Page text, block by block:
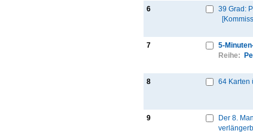
6 39 Grad:
7
5-
Reihe:
8 64 Karten
9
Der 8.